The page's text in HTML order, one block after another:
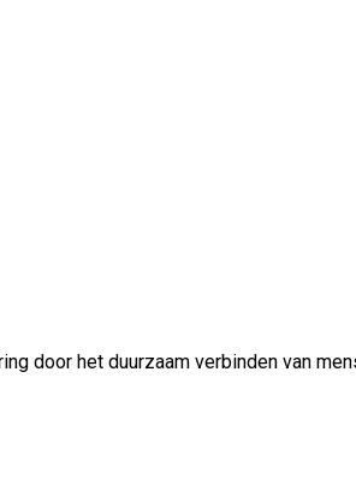
door het duurzaam verbinden van